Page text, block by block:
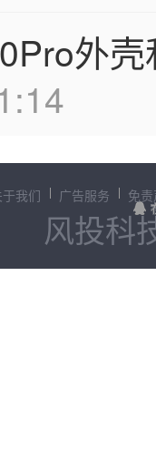
外
于我们 广告服务 免
风投科